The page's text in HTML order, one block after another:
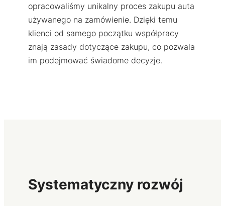
opracowaliśmy unikalny proces zakupu auta
używanego na zamówienie. Dzięki temu
klienci od samego początku współpracy
znają zasady dotyczące zakupu, co pozwala
im podejmować świadome decyzje.
Systematyczny rozwój